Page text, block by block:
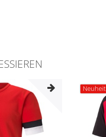
Neuheit